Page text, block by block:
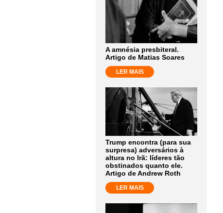
A amnésia presbiteral.
Artigo de Matias Soares
LER MAIS
Trump encontra (para sua
surpresa) adversários à
altura no Irã: líderes tão
obstinados quanto ele.
Artigo de Andrew Roth
LER MAIS